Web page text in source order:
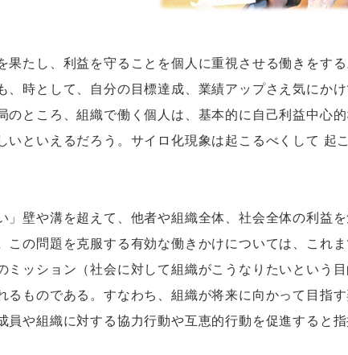
たし、利益を守ることを個人に重視させる働きをする
時として、自分の目標達成、業績アップさえ気にか
ところ、組織で働く個人は、基本的に自己利益中心
といえるだろう。サイロ化現象は起こるべくして 起
壁や溝を超えて、他者や組織全体、社会全体の利益
の問題を克服する有効な働きかけについては、これ
ッション（社会に対して組織がこうなりたいという
ものである。すなわち、組織が将来に向かって目指
や組織に対する協力行動や互恵的行動を促進すると